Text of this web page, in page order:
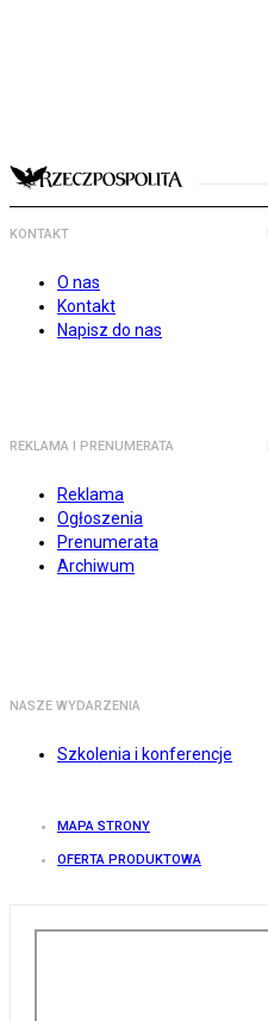
KONTAKT
O nas
Kontakt
Napisz do nas
REKLAMA I PRENUMERATA
Reklama
Ogłoszenia
Prenumerata
Archiwum
NASZE WYDARZENIA
Szkolenia i konferencje
MAPA STRONY
OFERTA PRODUKTOWA